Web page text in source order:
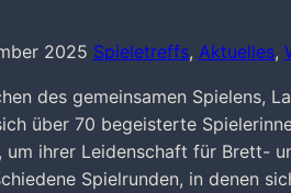
2025 Spieletreffs, Aktuelles,
des gemeinsamen Spielens,
über 70 begeisterte
um ihrer Leidenschaft für Brett-
Spielrunden, in denen